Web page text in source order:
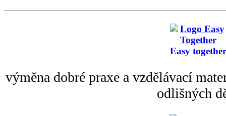
Easy together
výměna dobré praxe a vzdělávací
odlišných